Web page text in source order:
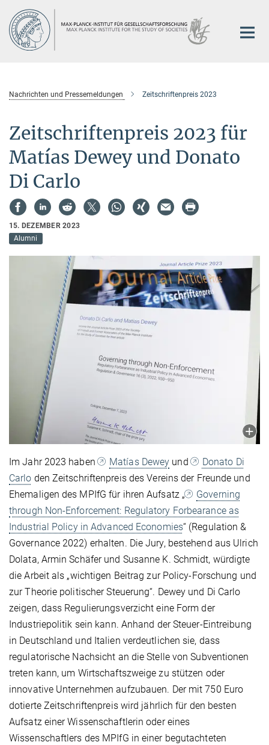
Hauptinhalt
Nachrichten und Pressemeldungen Zeitschriftenpreis 2023
Zeitschriftenpreis 2023 für
Matías Dewey und Donato
Di Carlo
15. DEZEMBER 2023
Alumni
Im Jahr 2023 haben Matías Dewey und
Donato Di
Carlo den Zeitschriftenpreis des Vereins der Freunde und
Ehemaligen des MPIfG für ihren Aufsatz „
Governing
through Non-Enforcement: Regulatory Forbearance as
Industrial Policy in Advanced Economies“ (Regulation &
Governance 2022) erhalten. Die Jury, bestehend aus Ulrich
Dolata, Armin Schäfer und Susanne K. Schmidt, würdigte
die Arbeit als „wichtigen Beitrag zur Policy-Forschung und
zur Theorie politischer Steuerung“. Dewey und Di Carlo
zeigen, dass Regulierungsverzicht eine Form der
Industriepolitik sein kann. Anhand der Steuer-Eintreibung
in Deutschland und Italien verdeutlichen sie, dass
regulatorische Nachsicht an die Stelle von Subventionen
treten kann, um Wirtschaftszweige zu stützen oder
innovative Unternehmen aufzubauen. Der mit 750 Euro
dotierte Zeitschriftenpreis wird jährlich für den besten
Aufsatz einer Wissenschaftlerin oder eines
Wissenschaftlers des MPIfG in einer begutachteten